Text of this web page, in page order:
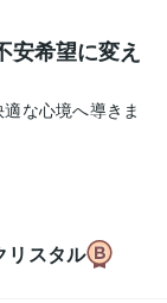
安希望に変え
な心境へ導きま
リスタル